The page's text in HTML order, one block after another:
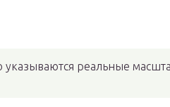
реальные